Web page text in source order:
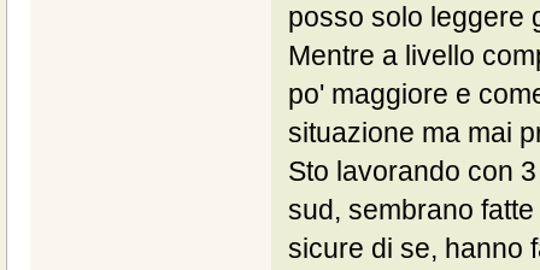
posso solo leggere
Mentre a livello
po' maggiore e
situazione ma mai
Sto lavorando con
sud, sembrano
sicure di se, hanno